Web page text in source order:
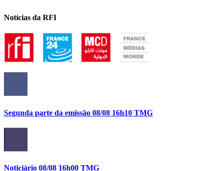
Notícias da RFI
Segunda parte da emissão 08/08 16h10 TMG
Noticiário 08/08 16h00 TMG